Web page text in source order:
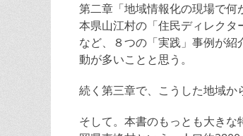
第二章「地域情報化の現場で
本県山江村の「住民ディレクタ
など、８つの「実践」事例が
動が多いことと思う。
続く第三章で、こうした地域か
そして。本書のもっとも大き